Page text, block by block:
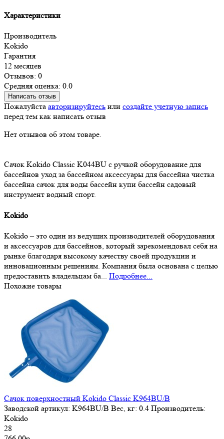
Характеристики
Производитель
Kokido
Гарантия
12 месяцев
Отзывов: 0
Средняя оценка: 0.0
Написать отзыв
Пожалуйста авторизируйтесь или создайте учетную запись
перед тем как написать отзыв
Нет отзывов об этом товаре.
Сачок Kokido Classic K044BU с ручкой оборудование для
бассейнов уход за бассейном аксессуары для бассейна чистка
бассейна сачок для воды бассейн купи бассейн садовый
инструмент водный спорт.
Kokido
Kokido – это один из ведущих производителей оборудования
и аксессуаров для бассейнов, который зарекомендовал себя на
рынке благодаря высокому качеству своей продукции и
инновационным решениям. Компания была основана с целью
предоставить владельцам ба... Подробнее...
Похожие товары
Сачок поверхностный Kokido Classic K964BU/B
Заводской артикул: K964BU/B Вес, кг: 0.4 Производитель:
Kokido
28